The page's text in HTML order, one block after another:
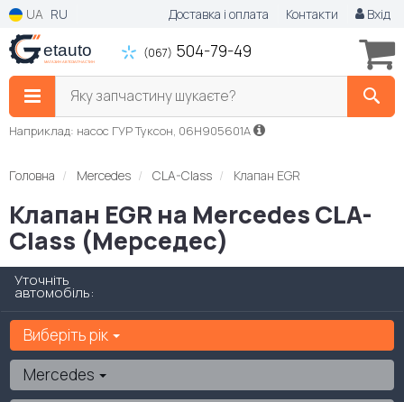
UA RU Доставка і оплата Контакти Вхід
(067) 504-79-49
Яку запчастину шукаєте?
Наприклад: насос ГУР Туксон, 06H905601A
Головна Mercedes CLA-Class Клапан EGR
Клапан EGR на Mercedes CLA-
Class (Мерседес)
Уточніть
автомобіль:
Виберіть рік
Mercedes